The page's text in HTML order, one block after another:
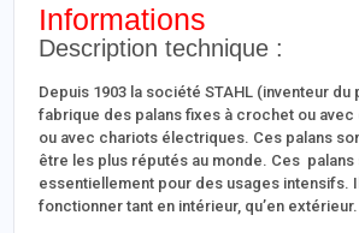
Informations
Description technique :
Depuis 1903 la société STAHL (inventeur
fabrique des palans fixes à crochet ou avec
ou avec chariots électriques. Ces palans
être les plus réputés au monde. Ces palans
essentiellement pour des usages intensifs.
fonctionner tant en intérieur, qu’en extérieur.